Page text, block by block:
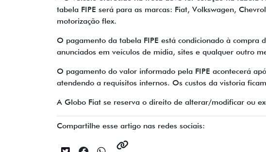
tabela FIPE será para as marcas: Fiat, Volkswagen,
motorização flex.
O pagamento da tabela FIPE está condicionado à
anunciados em veículos de mídia, sites e qualquer outro
O pagamento do valor informado pela FIPE acontecerá
atendendo a requisitos internos. Os custos da vistoria
A Globo Fiat se reserva o direito de alterar/modificar ou
Compartilhe esse artigo nas redes sociais: